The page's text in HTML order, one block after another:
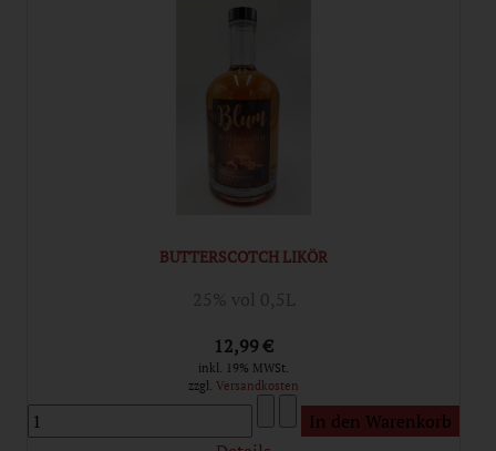
BUTTERSCOTCH LIKÖR
25% vol 0,5L
12,99 €
inkl. 19% MWSt.
zzgl. Versandkosten